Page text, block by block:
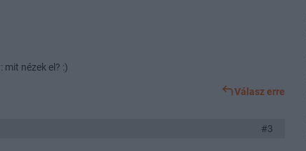
mit nézek el? :)
Válasz erre
#3